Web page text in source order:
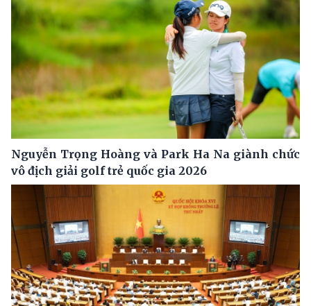
Nguyễn Trọng Hoàng và Park Ha Na giành chức
vô địch giải golf trẻ quốc gia 2026